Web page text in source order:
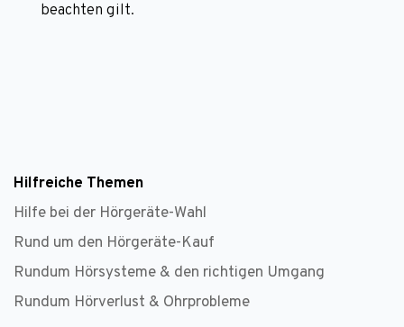
beachten gilt.
Hilfreiche Themen
Hilfe bei der Hörgeräte-Wahl
Rund um den Hörgeräte-Kauf
Rundum Hörsysteme & den richtigen Umgang
Rundum Hörverlust & Ohrprobleme